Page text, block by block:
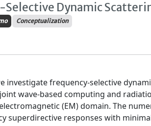
Selective Dynamic
Conceptualization
investigate frequency-selective
wave-based computing and
(EM) domain. The
superdirective responses with